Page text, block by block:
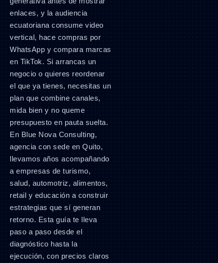
enlaces, y la audiencia
ecuatoriana consume video
vertical, hace compras por
WhatsApp y compara marcas
en TikTok. Si arrancas un
negocio o quieres reordenar
el que ya tienes, necesitas un
plan que combine canales,
mida bien y no queme
presupuesto en pauta suelta.
En Blue Nova Consulting,
agencia con sede en Quito,
llevamos años acompañando
a empresas de turismo,
salud, automotriz, alimentos,
retail y educación a construir
estrategias que sí generan
retorno. Esta guía te lleva
paso a paso desde el
diagnóstico hasta la
ejecución, con precios claros